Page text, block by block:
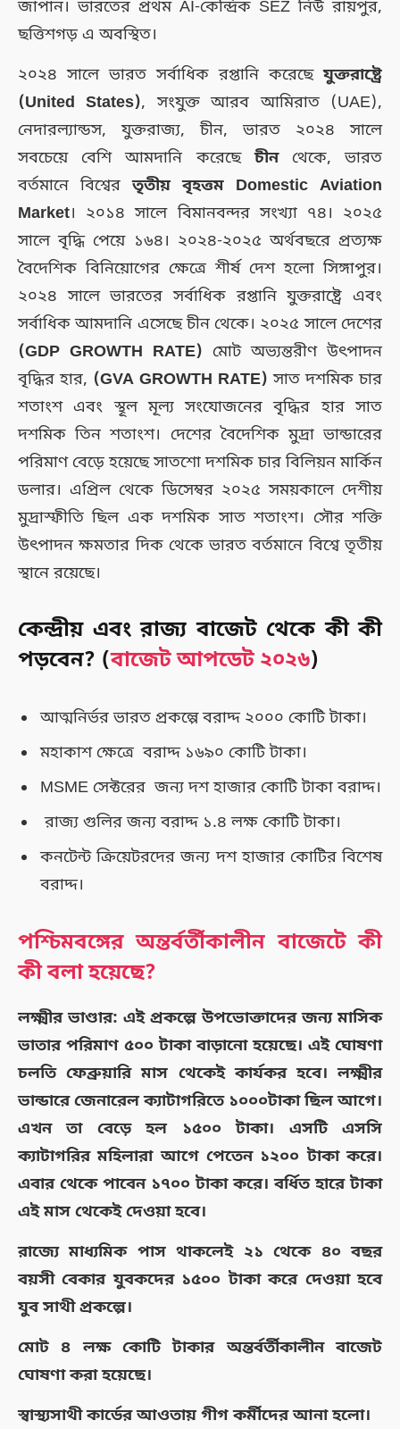
জাপান। ভারতের প্রথম AI-কেন্দ্রিক SEZ নিউ রায়পুর,
ছত্তিশগড় এ অবস্থিত।
২০২৪ সালে ভারত সর্বাধিক রপ্তানি করেছেযুক্তরাষ্ট্রে
(United States), সংযুক্ত আরব আমিরাত (UAE),
নেদারল্যান্ডস, যুক্তরাজ্য, চীন, ভারত ২০২৪ সালে
সবচেয়ে বেশি আমদানি করেছেচীনথেকে, ভারত
বর্তমানে বিশ্বেরতৃতীয় বৃহত্তম Domestic Aviation
Market। ২০১৪ সালে বিমানবন্দর সংখ্যা ৭৪। ২০২৫
সালে বৃদ্ধি পেয়ে ১৬৪। ২০২৪-২০২৫ অর্থবছরে প্রত্যক্ষ
বৈদেশিক বিনিয়োগের ক্ষেত্রে শীর্ষ দেশ হলো সিঙ্গাপুর।
২০২৪ সালে ভারতের সর্বাধিক রপ্তানি যুক্তরাষ্ট্রে এবং
সর্বাধিক আমদানি এসেছে চীন থেকে। ২০২৫ সালে দেশের
(GDP GROWTH RATE) মোট অভ্যন্তরীণ উৎপাদন
বৃদ্ধির হার, (GVA GROWTH RATE)সাত দশমিক চার
শতাংশ এবং স্থূল মূল্য সংযোজনের বৃদ্ধির হার সাত
দশমিক তিন শতাংশ। দেশের বৈদেশিক মুদ্রা ভান্ডারের
পরিমাণ বেড়ে হয়েছে সাতশো দশমিক চার বিলিয়ন মার্কিন
ডলার। এপ্রিল থেকে ডিসেম্বর ২০২৫ সময়কালে দেশীয়
মুদ্রাস্ফীতি ছিল এক দশমিক সাত শতাংশ। সৌর শক্তি
উৎপাদন ক্ষমতার দিক থেকে ভারত বর্তমানে বিশ্বে তৃতীয়
স্থানে রয়েছে।
কেন্দ্রীয় এবং রাজ্য বাজেট থেকে কী কী
পড়বেন? (বাজেট আপডেট ২০২৬)
আত্মনির্ভর ভারত প্রকল্পে বরাদ্দ ২০০০ কোটি টাকা।
মহাকাশ ক্ষেত্রে বরাদ্দ ১৬৯০ কোটি টাকা।
MSME সেক্টরের জন্য দশ হাজার কোটি টাকা বরাদ্দ।
রাজ্য গুলির জন্য বরাদ্দ ১.৪ লক্ষ কোটি টাকা।
কনটেন্ট ক্রিয়েটরদের জন্য দশ হাজার কোটির বিশেষ
বরাদ্দ।
পশ্চিমবঙ্গের অন্তর্বর্তীকালীন বাজেটে কী
কী বলা হয়েছে?
লক্ষ্মীর ভাণ্ডার: এই প্রকল্পে উপভোক্তাদের জন্য মাসিক
ভাতার পরিমাণ ৫০০ টাকা বাড়ানো হয়েছে। এই ঘোষণা
চলতি ফেব্রুয়ারি মাস থেকেই কার্যকর হবে। লক্ষ্মীর
ভান্ডারে জেনারেল ক্যাটাগরিতে ১০০০টাকা ছিল আগে।
এখন তা বেড়ে হল ১৫০০ টাকা। এসটি এসসি
ক্যাটাগরির মহিলারা আগে পেতেন ১২০০ টাকা করে।
এবার থেকে পাবেন ১৭০০ টাকা করে। বর্ধিত হারে টাকা
এই মাস থেকেই দেওয়া হবে।
রাজ্যে মাধ্যমিক পাস থাকলেই ২১ থেকে ৪০ বছর
বয়সী বেকার যুবকদের ১৫০০ টাকা করে দেওয়া হবে
যুব সাথী প্রকল্পে।
মোট ৪ লক্ষ কোটি টাকার অন্তর্বর্তীকালীন বাজেট
ঘোষণা করা হয়েছে।
স্বাস্থ্যসাথী কার্ডের আওতায় গীগ কর্মীদের আনা হলো।